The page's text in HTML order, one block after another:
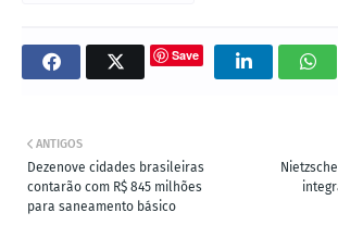
Save
ANTIGOS
Dezenove cidades brasileiras
contarão com R$ 845 milhões
para saneamento básico